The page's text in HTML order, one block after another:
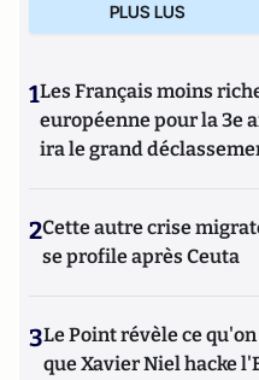
PLUS LUS
1Les Français moins
européenne pour la 3e
ira le grand
2Cette autre crise
se profile après Ceuta
3Le Point révèle ce
que Xavier Niel hacke